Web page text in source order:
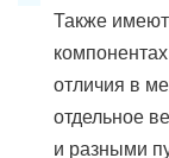
Также
отличия в
отдельное
и разными